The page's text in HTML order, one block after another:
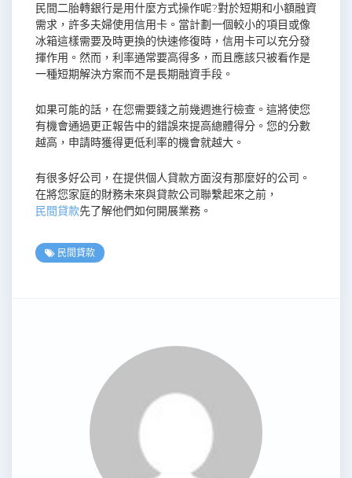
民間二胎轉銀行是用什麼方式操作呢?對於短期和小額融資
需求，許多夫婦使用信用卡。當計劃一個較小的項目或像
冰箱這樣需要及時更換的快速修復時，信用卡可以充分發
揮作用。然而，利率通常要高得多，而且應該只被看作是
一種短期解決方案而不是長期融資手段。
如果可能的話，在您需要錢之前幾週進行檢查。這將使您
有機會通過更正報告中的錯誤來提高總體得分。您的分數
越高，申請時獲得更低利率的機會就越大。
有很多好公司，在提供個人貸款方面沒有那麼好的公司。
在將您家庭的財務未來與貸款公司聯繫起來之前，
民間貸款先了解他們如何開展業務。
民間貸款